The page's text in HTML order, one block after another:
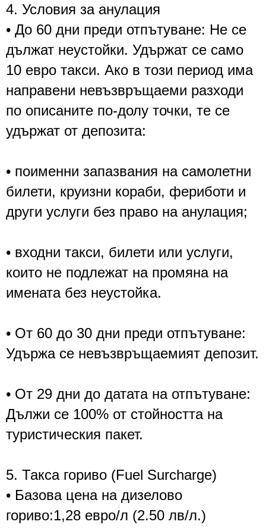
4. Условия за анулация
• До 60 дни преди отпътуване: Не се
дължат неустойки. Удържат се само
10 евро такси. Ако в този период има
направени невъзвръщаеми разходи
по описаните по-долу точки, те се
удържат от депозита:
• поименни запазвания на самолетни
билети, круизни кораби, фериботи и
други услуги без право на анулация;
• входни такси, билети или услуги,
които не подлежат на промяна на
имената без неустойка.
• От 60 до 30 дни преди отпътуване:
Удържа се невъзвръщаемият депозит.
• От 29 дни до датата на отпътуване:
Дължи се 100% от стойността на
туристическия пакет.
5. Такса гориво (Fuel Surcharge)
• Базова цена на дизелово
гориво:1,28 eвро/л (2.50 лв/л.)